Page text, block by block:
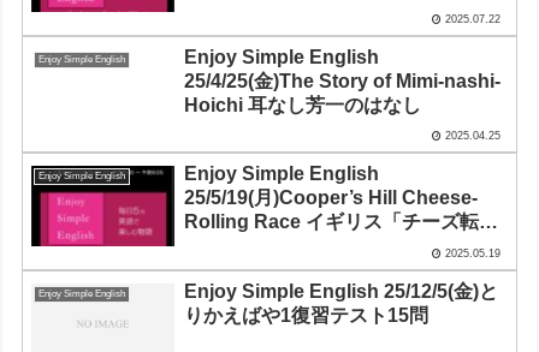
2025.07.22
Enjoy Simple English
Enjoy Simple English
25/4/25(金)The Story of Mimi-nashi-
Hoichi 耳なし芳一のはなし
2025.04.25
Enjoy Simple English
Enjoy Simple English
25/5/19(月)Cooper’s Hill Cheese-
Rolling Race イギリス「チーズ転が
2025.05.19
Enjoy Simple English
Enjoy Simple English 25/12/5(金)と
りかえばや1復習テスト15問